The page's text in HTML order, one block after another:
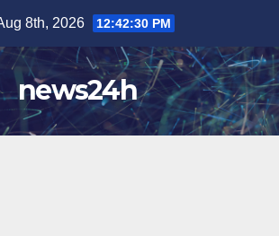
8th, 2026 12:42:33 PM
news24h